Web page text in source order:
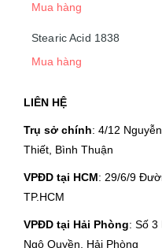
Mua hàng
Stearic Acid 1838
Mua hàng
LIÊN HỆ
Trụ sở chính: 4/12
Thiết, Bình Thuận
VPĐD tại HCM: 29/6/9
TP.HCM
VPĐD tại Hải Phòng: Số 3
Ngô Quyền, Hải Phòng